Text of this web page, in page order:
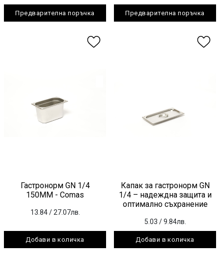
Предварителна поръчка Предварителна поръчка
Гастронорм GN 1/4
150ММ - Comas
13.84 / 27.07лв.
Добави в количка
Капак за гастронорм GN
1/4 – надеждна защита и
оптимално съхранение
5.03 / 9.84лв.
Добави в количка